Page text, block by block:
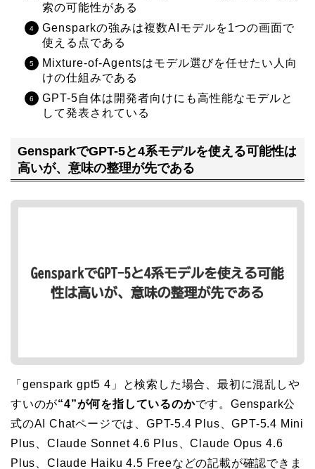
索の可能性がある
Gensparkの強みは複数AIモデルを1つの画面で
使える点である
Mixture-of-Agentsはモデル選びを任せたい人向
けの仕組みである
GPT-5自体は開発者向けにも高性能なモデルと
して発表されている
GensparkでGPT-5と4系モデルを使える可能性は
高いが、意味の整理が先である
「genspark gpt5 4」と検索した場合、最初に混乱しや
すいのが“4”が何を指しているのかです。Genspark公
式のAI Chatページでは、GPT-5.4 Plus、GPT-5.4 Mini
Plus、Claude Sonnet 4.6 Plus、Claude Opus 4.6
Plus、Claude Haiku 4.5 Freeなどの記載が確認できま